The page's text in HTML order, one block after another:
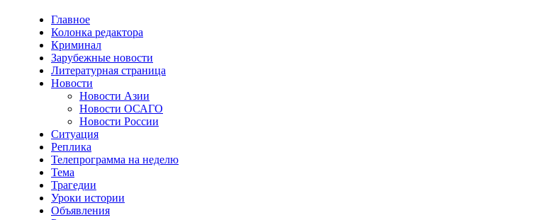
Главное
Колонка редактора
Криминал
Зарубежные новости
Литературная страница
Новости
Новости Азии
Новости ОСАГО
Новости России
Ситуация
Реплика
Телепрограмма на неделю
Тема
Трагедии
Уроки истории
Объявления